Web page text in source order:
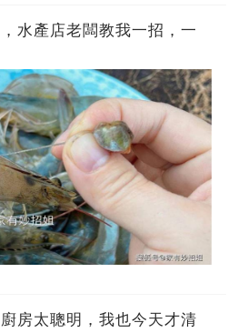
水產店老闆教我一招，一
房太聰明，我也今天才清